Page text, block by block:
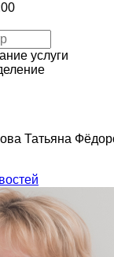
услуги
Татьяна